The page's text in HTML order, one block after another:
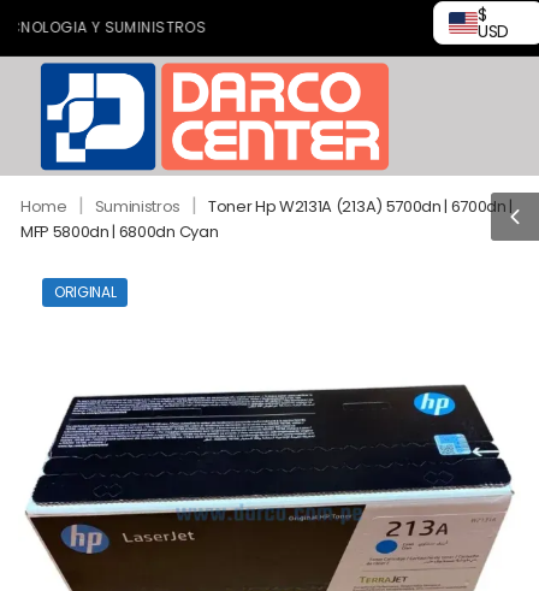
Y SUMINISTROS
$
USD
Home | Suministros | Toner Hp W2131A (213A) 5700dn | 6700dn |
MFP 5800dn | 6800dn Cyan
ORIGINAL